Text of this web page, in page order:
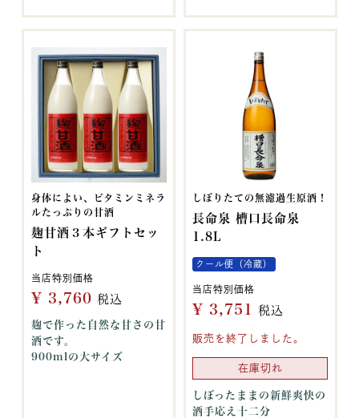
身体によい、ビタミンミネラ
ルたっぷりの甘酒
麹甘酒３本ギフトセッ
ト
当店特別価格
¥ 3,760 税込
麹で作った自然な甘さの甘
酒です。
900mlの大サイズ
しぼりたての無濾過生原酒！
長命泉 槽口長命泉
1.8L
クール便（冷蔵）
当店特別価格
¥ 3,751 税込
販売を終了しました。
在庫切れ
しぼったままの新鮮爽快の
酒手応え十二分